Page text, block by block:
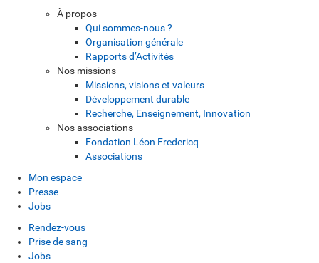
À propos
Qui sommes-nous ?
Organisation générale
Rapports d’Activités
Nos missions
Missions, visions et valeurs
Développement durable
Recherche, Enseignement, Innovation
Nos associations
Fondation Léon Fredericq
Associations
Mon espace
Presse
Jobs
Rendez-vous
Prise de sang
Jobs